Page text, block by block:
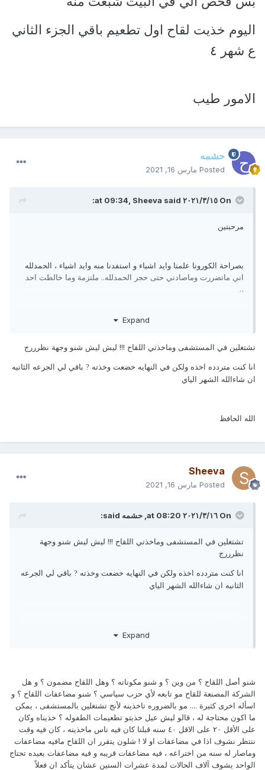
اليوم خذيت لقاح اول تطعيم باقي الجزء الثاني
ع شهر ٤
الامور طيب
حشمه
Posted مارس 16, 2021
On ١٥‏/٣‏/٢٠٢١ at 09:34, Sheeva said:
مرحبتين
بصراحة الكورونا علمنا وايد اشياء و استفدنا منه وايد اشياء ، الحمدلله
اني ماتضررت وماصادني حتى حجر الحمدلله.. ملتزمة وما خالطت احد
،،
مانشوف الناس ..
Expand
تشتغلين في المستشفى وماخذتي اللقاح !!! ليش ليش شنو وجهة نظرررج
انا كنت متردده اخذه ولكن في النهايه خضعت وخذته ?باقي لي الجرعه الثانيه
ان شاءالله الشهر الياي
الله الحافظ
Sheeva
Posted مارس 16, 2021
On ١٦‏/٣‏/٢٠٢١ at 08:20, حشمهsaid:
تشتغلين في المستشفى وماخذتي اللقاح !!! ليش ليش شنو وجهة
نظرررج
انا كنت متردده اخذه ولكن في النهايه خضعت وخذته ?باقي لي الجرعه
الثانيه ان شاءالله الشهر الياي
Expand
شنو أصل اللقاح ؟ من وين ؟ و شنو مكوناته ؟ وهل اللقاح مضمون ؟ و هل
الشركة المصنعة للقاح مو تابعه لأي حزب سياسي ؟ شنو مضاعفات اللقاح ؟ و
اسأله اخرى كثيرة .... مو بالضروره تاخذينه لأنج تشتغلين بالمستشفى ، يمكن
ما اكون محتاجة له ، قالو ليش عيل خذيتو تطعيمات الطفوله ؟ خذيناه وكان
على الأقل ٢٠ على الاقل ٤٠ سنه قبلنا كان فيه ناس ماخذينه ، كان فيه وقت
ننتظر نشوف اذا في مضاعفات او لا ! شلون يتقرر ان اللقاح مافيه مضاعفات
وماصار له سنه من اختراعه ، فيه مضاعفات قريبه و فيه مضاعفات بعيده تحتاج
الواحد يشوف آلاف الحالات لمدة عشرات السنين عشان يتأكد ان فعلاً